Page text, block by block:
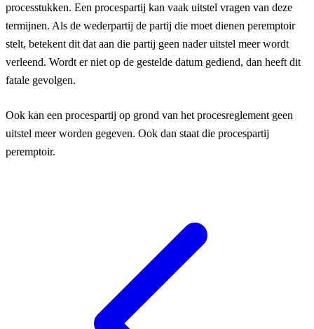
processtukken. Een procespartij kan vaak uitstel vragen van deze
termijnen. Als de wederpartij de partij die moet dienen peremptoir
stelt, betekent dit dat aan die partij geen nader uitstel meer wordt
verleend. Wordt er niet op de gestelde datum gediend, dan heeft dit
fatale gevolgen.
Ook kan een procespartij op grond van het procesreglement geen
uitstel meer worden gegeven. Ook dan staat die procespartij
peremptoir.